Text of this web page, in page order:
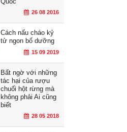
26 08 2016
Cách nấu cháo kỷ
tử ngon bổ dưỡng
15 09 2019
Bất ngờ với những
tác hại của rượu
chuối hột rừng mà
không phải Ai cũng
biết
28 05 2018